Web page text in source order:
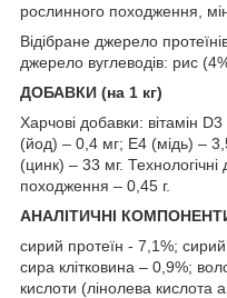
рослинного походження,
Відібране джерело
джерело вуглеводів: рис
ДОБАВКИ (на 1 кг)
Харчові добавки: вітамін
(йод) – 0,4 мг; E4 (мідь) –
(цинк) – 33 мг. Технологічні
походження – 0,45 г.
АНАЛІТИЧНІ
сирий протеїн - 7,1%;
сира клітковина – 0,9%;
кислоти (лінолева кислота